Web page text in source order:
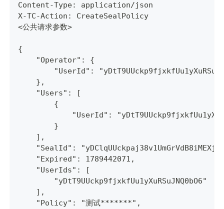
Content-Type: application/json
X-TC-Action: CreateSealPolicy
<公共请求参数>
{
    "Operator": {
"UserId":
    },
    "Users": [
        {
"UserId":
        }
    ],
"SealId":
    "Expired": 1789442071,
    "UserIds": [
        "yDtT9UUckp9fjxkfUu1yXuRSuJNQ0bO6"
    ],
    "Policy": "测试*******",